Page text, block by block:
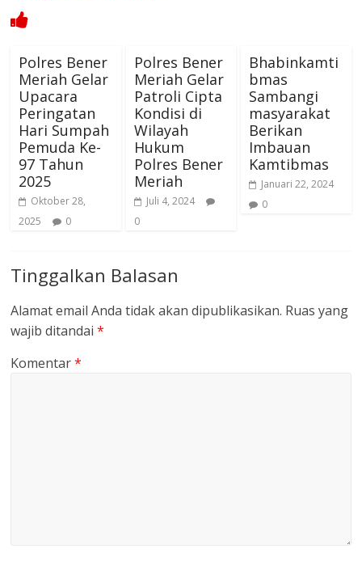
Polres Bener
Meriah Gelar
Upacara
Peringatan
Hari Sumpah
Pemuda Ke-
97 Tahun
2025
Oktober 28,
2025
0
Polres Bener
Meriah Gelar
Patroli Cipta
Kondisi di
Wilayah
Hukum
Polres Bener
Meriah
Juli 4, 2024
0
Bhabinkamti
bmas
Sambangi
masyarakat
Berikan
Imbauan
Kamtibmas
Januari 22, 2024
0
Tinggalkan Balasan
Alamat email Anda tidak akan dipublikasikan. Ruas yang
wajib ditandai*
Komentar*